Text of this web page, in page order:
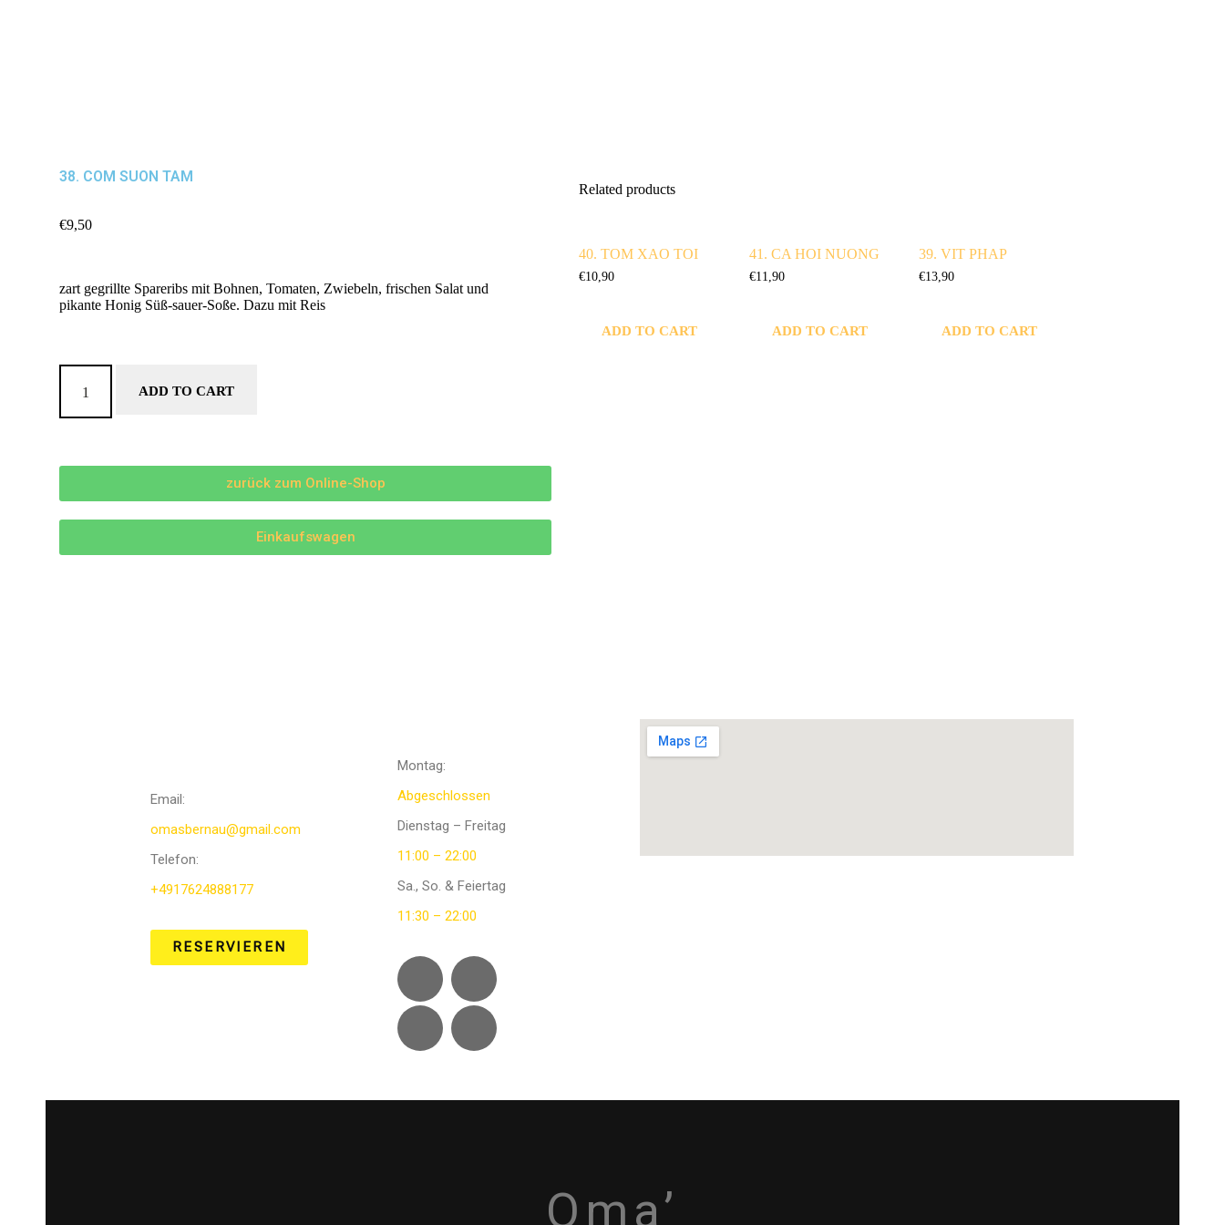
38. COM SUON TAM
€9,50
zart gegrillte Spareribs mit Bohnen, Tomaten, Zwiebeln, frischen Salat und
pikante Honig Süß-sauer-Soße. Dazu mit Reis
ADD TO CART
zurück zum Online-Shop
Einkaufswagen
Related products
40. TOM XAO TOI
€10,90
ADD TO CART
41. CA HOI NUONG
€11,90
ADD TO CART
39. VIT PHAP
€13,90
ADD TO CART
Email:
omasbernau@gmail.com
Telefon:
+4917624888177
RESERVIEREN
Montag:
Abgeschlossen
Dienstag – Freitag
11:00 – 22:00
Sa., So. & Feiertag
11:30 – 22:00
Oma’